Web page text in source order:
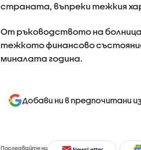
страната, въпреки тежкия
От ръководството на
тежкото финансово
миналата година.
Добави ни в предпочитани
Последвайте ни